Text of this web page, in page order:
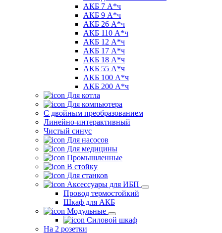
АКБ 7 А*ч
АКБ 9 А*ч
АКБ 26 А*ч
АКБ 110 А*ч
АКБ 12 А*ч
АКБ 17 А*ч
АКБ 18 А*ч
АКБ 55 А*ч
АКБ 100 А*ч
АКБ 200 А*ч
Для котла
Для компьютера
C двойным преобразованием
Линейно-интерактивный
Чистый синус
Для насосов
Для медицины
Промышленные
В стойку
Для станков
Аксессуары для ИБП
Провод термостойкий
Шкаф для АКБ
Модульные
Силовой шкаф
На 2 розетки